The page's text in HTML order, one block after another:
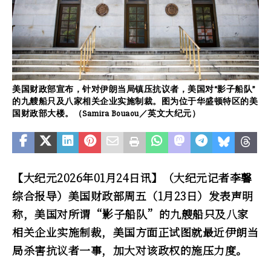
美国财政部宣布，针对伊朗当局镇压抗议者，美国对“影子船队”
的九艘船只及八家相关企业实施制裁。图为位于华盛顿特区的美
国财政部大楼。（Samira Bouaou／英文大纪元）
【大纪元2026年01月24日讯】（大纪元记者李馨
综合报导）美国财政部周五（1月23日）发表声明
称，美国对所谓“影子船队”的九艘船只及八家
相关企业实施制裁，美国方面正试图就最近伊朗当
局杀害抗议者一事，加大对该政权的施压力度。